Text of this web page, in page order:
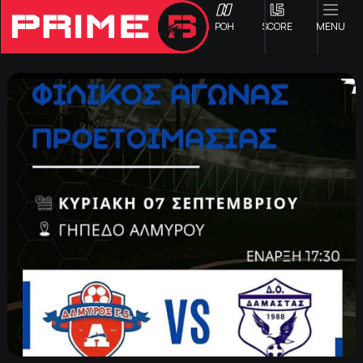
ΡΟΗ SCORE MENU
ΟΦΗ
Γ ΕΘΝΙΚΗ
Α1 ΕΠΣΗ
Β1 ΕΠΣΗ
Β2 ΕΠΣΗ